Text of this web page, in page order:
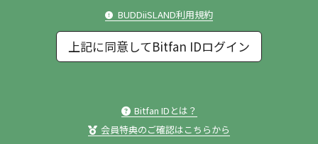
BUDDiiSLAND利用規約
上記に同意してBitfan IDログイン
Bitfan IDとは？
会員特典のご確認はこちらから